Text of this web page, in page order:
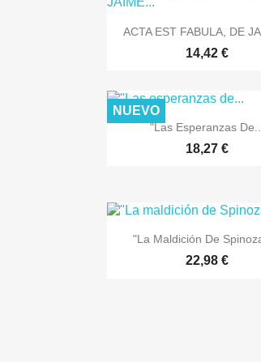
 Vista rápida
ACTA EST FABULA, DE
14,42 €
 Vista rápida
"Las Esperanzas De...
18,27 €
NUEVO
 Vista rápida
"La Maldición De
22,98 €